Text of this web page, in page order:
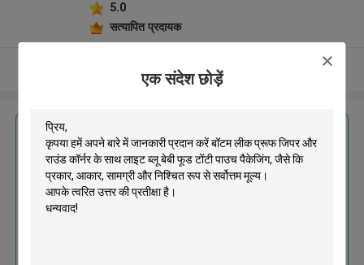
एक संदेश छोड़ें
5.0
सत्यापित प्रदायक
और देखो
सबसे उत्तम प्रतिदान प्राप्त करें
बॉटम लीक प्रूफ जिपर और राउंड कॉर्नर के
साथ लाइट ब्लू बेबी फूड टोंटी पाउच पैकेजिंग